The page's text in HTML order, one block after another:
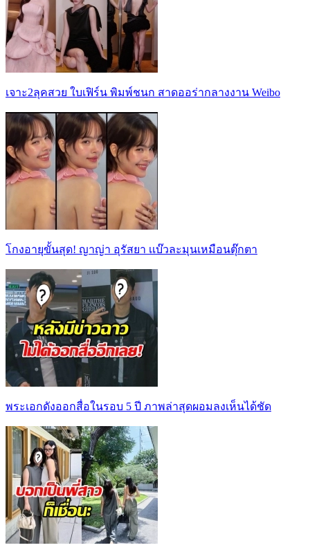
เจาะ2ลุคสวย ใบเฟิร์น พิมพ์ชนก สาดออร่ากลางงาน Weibo
โกงอายุขั้นสุด! ญาญ่า อุรัสยา เเบ๊วละมุนเหมือนตุ๊กตา
พระเอกดังออกสื่อในรอบ 5 ปี ภาพล่าสุดผอมลงเห็นได้ชัด